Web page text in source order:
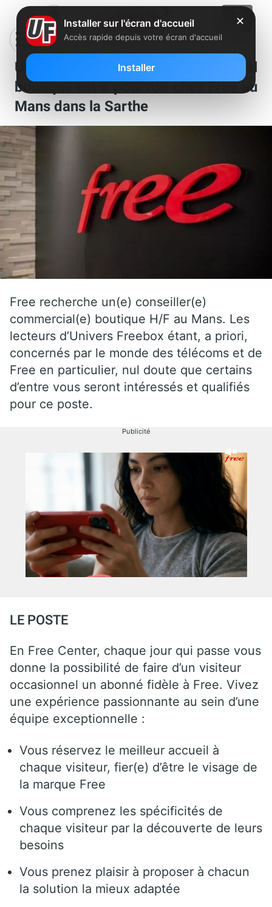
Un poste de conseiller commercial
boutique est à pourvoir chez Free au
Mans dans la Sarthe
Free recherche un(e) conseiller(e)
commercial(e) boutique H/F au Mans. Les
lecteurs d’Univers Freebox étant, a priori,
concernés par le monde des télécoms et de
Free en particulier, nul doute que certains
d’entre vous seront intéressés et qualifiés
pour ce poste.
Publicité
LE POSTE
En Free Center, chaque jour qui passe vous
donne la possibilité de faire d’un visiteur
occasionnel un abonné fidèle à Free. Vivez
une expérience passionnante au sein d’une
équipe exceptionnelle :
Vous réservez le meilleur accueil à
chaque visiteur, fier(e) d’être le visage de
la marque Free
Vous comprenez les spécificités de
chaque visiteur par la découverte de leurs
besoins
Vous prenez plaisir à proposer à chacun
la solution la mieux adaptée
✕
Installer sur l'écran d'accueil
Accès rapide depuis votre écran d'accueil
Installer